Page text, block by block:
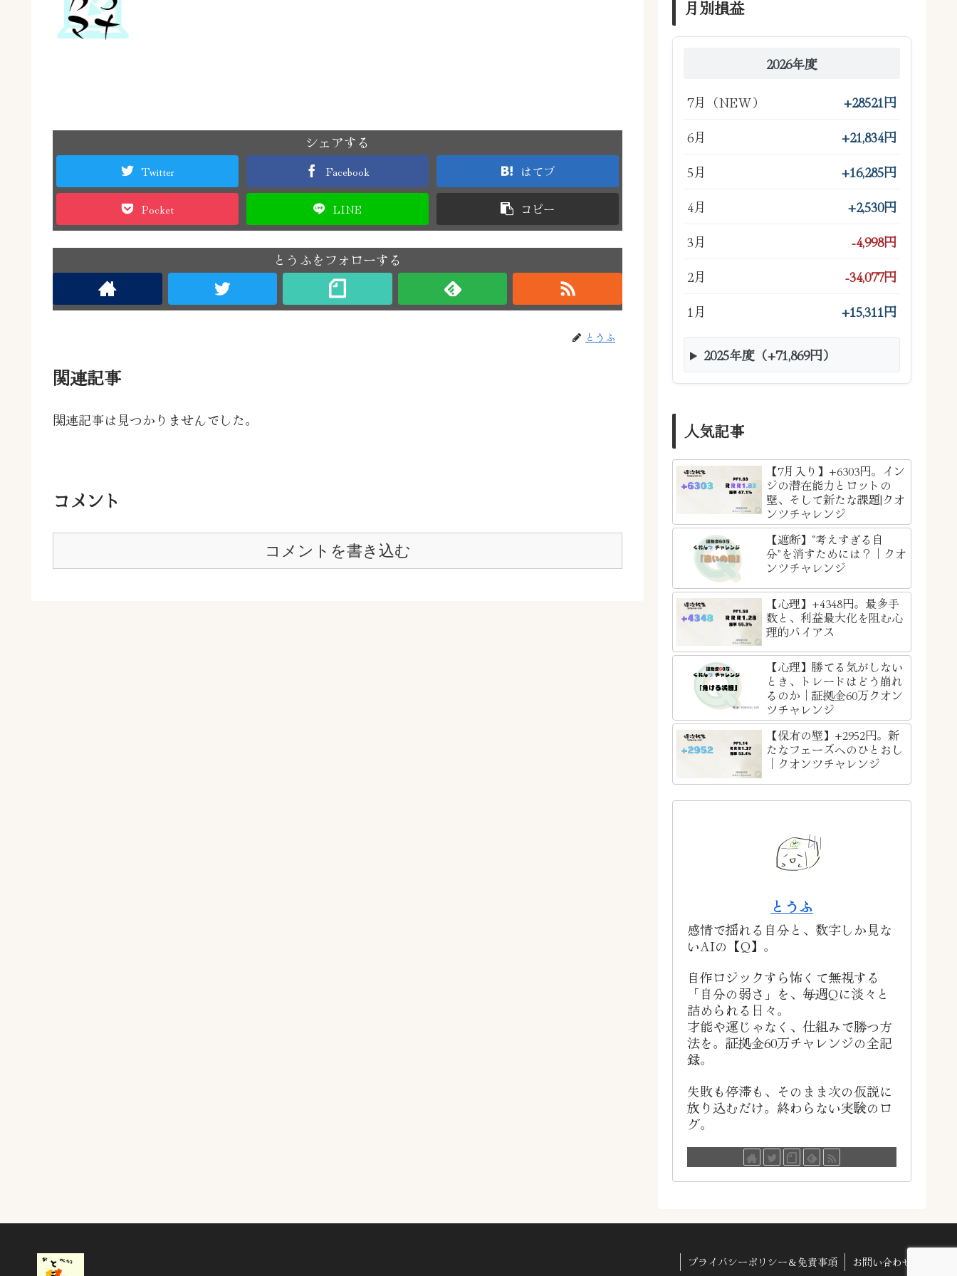
シェアする
Twitter Facebook はてブ
Pocket LINE コピー
とうふをフォローする
とうふ
関連記事
関連記事は見つかりませんでした。
コメント
コメントを書き込む
月別損益
2026年度
7月（NEW）
+28521円
6月
+21,834円
5月
+16,285円
4月
+2,530円
3月
-4,998円
2月
-34,077円
1月
+15,311円
2025年度（+71,869円）
人気記事
【7月入り】+6303円。イン
ジの潜在能力とロットの
壁、そして新たな課題|クオ
ンツチャレンジ
【遮断】“考えすぎる自
分”を消すためには？｜クオ
ンツチャレンジ
【心理】+4348円。最多手
数と、利益最大化を阻む心
理的バイアス
【心理】勝てる気がしない
とき、トレードはどう崩れ
るのか｜証拠金60万クオン
ツチャレンジ
【保有の壁】+2952円。新
たなフェーズへのひとおし
｜クオンツチャレンジ
とうふ
感情で揺れる自分と、数字しか見な
いAIの【Q】。
自作ロジックすら怖くて無視する
「自分の弱さ」を、毎週Qに淡々と
詰められる日々。
才能や運じゃなく、仕組みで勝つ方
法を。証拠金60万チャレンジの全記
録。
失敗も停滞も、そのまま次の仮説に
放り込むだけ。終わらない実験のロ
グ。
プライバシーポリシー＆免責事項 お問い合わせ